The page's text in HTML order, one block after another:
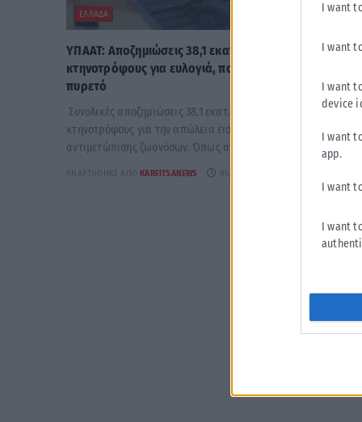
I want
I want
I want
device
I want
app.
I want
I want
ΕΛΛΆΔΑ
ΥΠΑΑΤ: Αποζημιώσεις 38,1 εκατ. ευρώ σε
κτηνοτρόφους για ευλογιά, πανώλη και αφθώδη
πυρετό
Συνολικές αποζημιώσεις 38,1 εκατ. ευρώ δίνονται σε
κτηνοτρόφους για την απώλεια εισοδήματος από τα μέτρα
αντιμετώπισης ζωονόσων. Όπως αναγράφεται στην...
ΑΝΑΡΤΉΘΗΚΕ ΑΠΌ KARFITSANEWS 06/08/2026